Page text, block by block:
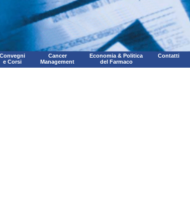
Convegni
e Corsi
Cancer
Management
Economia & Politica
del Farmaco
Contatti